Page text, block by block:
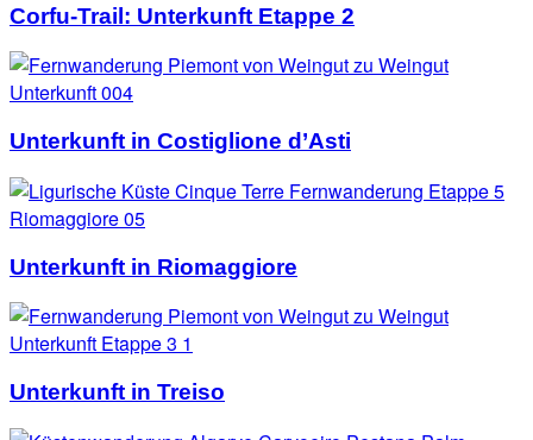
Corfu-Trail: Unterkunft Etappe 2
Unterkunft in Costiglione d’Asti
Unterkunft in Riomaggiore
Unterkunft in Treiso